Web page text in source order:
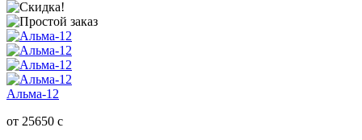
Альма-12
от 25650 c